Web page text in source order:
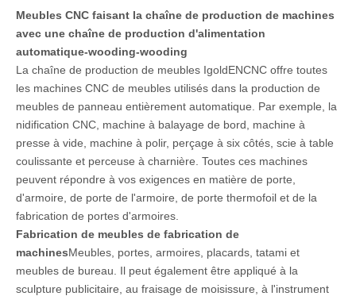
Meubles CNC faisant la chaîne de production de machines
avec une chaîne de production d'alimentation
automatique-wooding-wooding
La chaîne de production de meubles IgoldENCNC offre toutes
les machines CNC de meubles utilisés dans la production de
meubles de panneau entièrement automatique. Par exemple, la
nidification CNC, machine à balayage de bord, machine à
presse à vide, machine à polir, perçage à six côtés, scie à table
coulissante et perceuse à charnière. Toutes ces machines
peuvent répondre à vos exigences en matière de porte,
d'armoire, de porte de l'armoire, de porte thermofoil et de la
fabrication de portes d'armoires.
Fabrication de meubles de fabrication de
machinesMeubles, portes, armoires, placards, tatami et
meubles de bureau. Il peut également être appliqué à la
sculpture publicitaire, au fraisage de moisissure, à l'instrument